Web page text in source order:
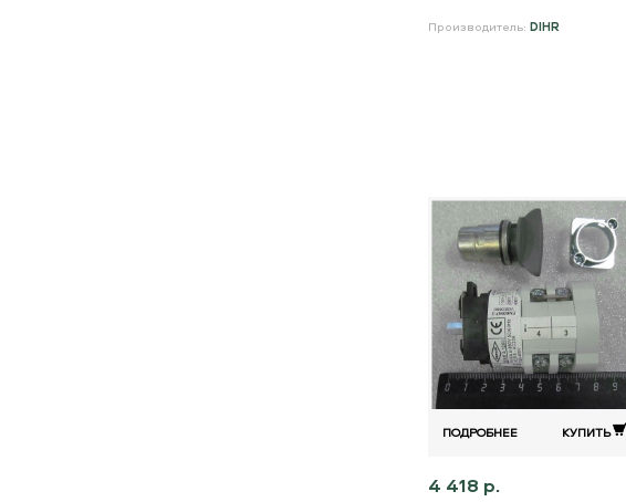
Производитель: DIHR
ПОДРОБНЕЕ КУПИТЬ
4 418 р.